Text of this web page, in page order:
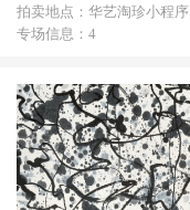
拍卖地点：华艺淘珍小程序
专场信息：4